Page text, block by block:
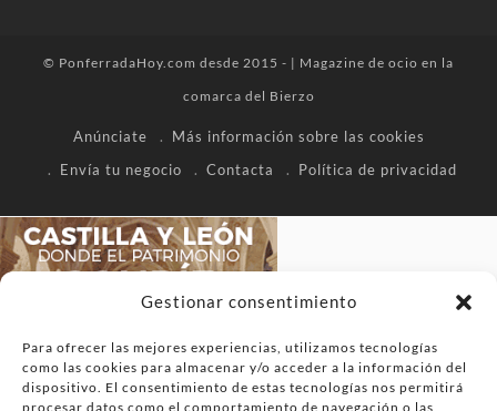
Gestionar consentimiento
Para ofrecer las mejores experiencias, utilizamos tecnologías
como las cookies para almacenar y/o acceder a la información del
dispositivo. El consentimiento de estas tecnologías nos permitirá
procesar datos como el comportamiento de navegación o las
© PonferradaHoy.com desde 2015 - | Magazine de ocio en la
comarca del Bierzo
Anúnciate
Más información sobre las cookies
Envía tu negocio
Contacta Política de privacidad